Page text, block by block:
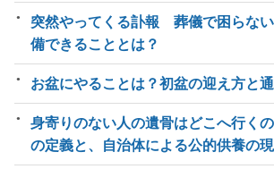
突然やってくる訃報 葬儀で困らな
備できることとは？
お盆にやることは？初盆の迎え方と
身寄りのない人の遺骨はどこへ行くの
の定義と、自治体による公的供養の